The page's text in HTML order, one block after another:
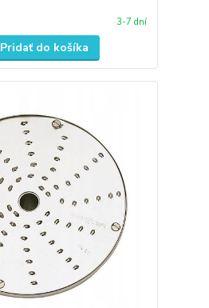
3-7 dní
Pridať do košíka